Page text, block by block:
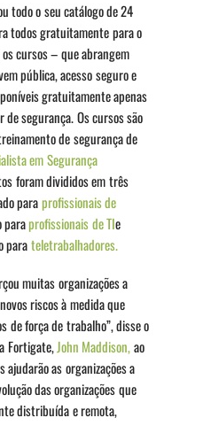
todo o seu catálogo de 24
todos gratuitamente para o
cursos – que abrangem
pública, acesso seguro e
gratuitamente apenas
segurança. Os cursos são
de segurança de
em Segurança
foram divididos em três
paraprofissionais de
paraprofissionais de TIe
parateletrabalhadores.
muitas organizações a
riscos à medida que
de força de trabalho”, disse o
Fortigate,John Maddison,ao
as organizações a
das organizações que
distribuída e remota,